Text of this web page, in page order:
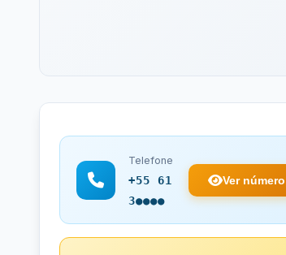
Telefone
+55 61
3●●●●
Ver número